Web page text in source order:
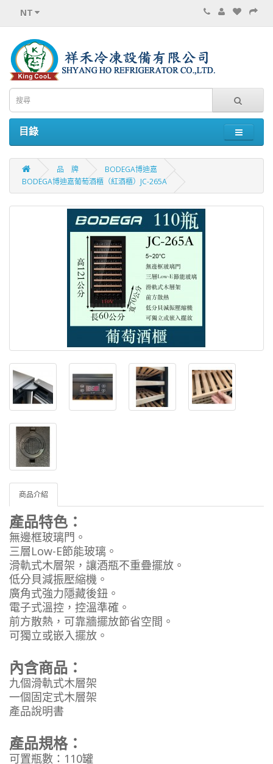
NT
目錄
品 牌
BODEGA博迪嘉
BODEGA博迪嘉葡萄酒櫃（紅酒櫃）JC-265A
商品介紹
產品特色：
無邊框玻璃門。
三層Low-E節能玻璃。
滑軌式木層架，讓酒瓶不重疊擺放。
低分貝減振壓縮機。
廣角式強力隱藏後鈕。
電子式溫控，控溫準確。
前方散熱，可靠牆擺放節省空間。
可獨立或嵌入擺放。
內含商品：
九個滑軌式木層架
一個固定式木層架
產品說明書
產品規格：
可置瓶數：110罐